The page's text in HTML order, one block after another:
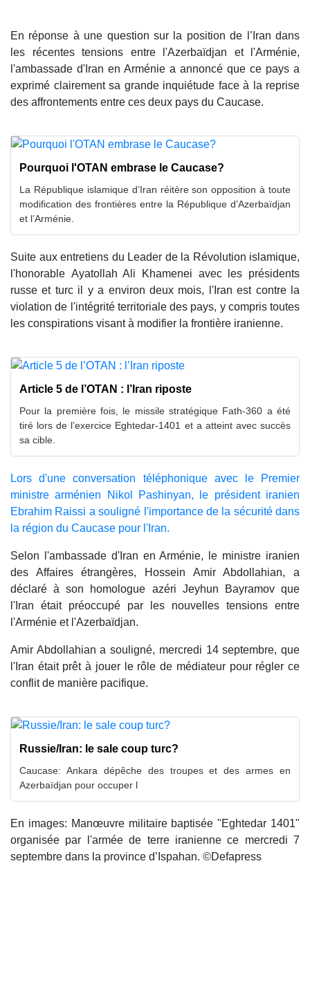
En réponse à une question sur la position de l’Iran dans
les récentes tensions entre l'Azerbaïdjan et l'Arménie,
l'ambassade d'Iran en Arménie a annoncé que ce pays a
exprimé clairement sa grande inquiétude face à la reprise
des affrontements entre ces deux pays du Caucase.
Pourquoi l'OTAN embrase le Caucase?
La République islamique d’Iran réitère son opposition à toute
modification des frontières entre la République d’Azerbaïdjan
et l’Arménie.
Suite aux entretiens du Leader de la Révolution islamique,
l'honorable Ayatollah Ali Khamenei avec les présidents
russe et turc il y a environ deux mois, l'Iran est contre la
violation de l'intégrité territoriale des pays, y compris toutes
les conspirations visant à modifier la frontière iranienne.
Article 5 de l’OTAN : l’Iran riposte
Pour la première fois, le missile stratégique Fath-360 a été
tiré lors de l’exercice Eghtedar-1401 et a atteint avec succès
sa cible.
Lors d'une conversation téléphonique avec le Premier
ministre arménien Nikol Pashinyan, le président iranien
Ebrahim Raissi a souligné l'importance de la sécurité dans
la région du Caucase pour l'Iran.
Selon l'ambassade d'Iran en Arménie, le ministre iranien
des Affaires étrangères, Hossein Amir Abdollahian, a
déclaré à son homologue azéri Jeyhun Bayramov que
l'Iran était préoccupé par les nouvelles tensions entre
l'Arménie et l'Azerbaïdjan.
Amir Abdollahian a souligné, mercredi 14 septembre, que
l'Iran était prêt à jouer le rôle de médiateur pour régler ce
conflit de manière pacifique.
Russie/Iran: le sale coup turc?
Caucase: Ankara dépêche des troupes et des armes en
Azerbaïdjan pour occuper l
En images: Manœuvre militaire baptisée "Eghtedar 1401"
organisée par l'armée de terre iranienne ce mercredi 7
septembre dans la province d’Ispahan. ©Defapress